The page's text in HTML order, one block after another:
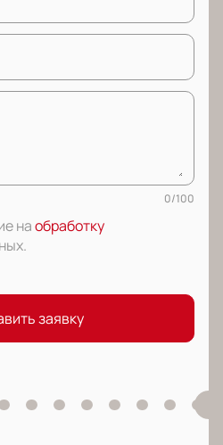
0/100
наобработку
.
заявку